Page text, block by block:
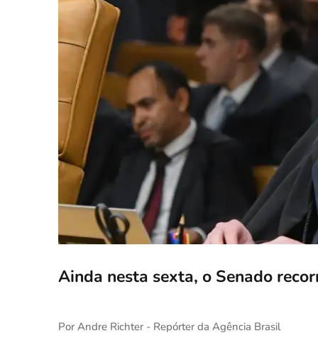
Ainda nesta sexta, o Senado
Por Andre Richter - Repórter da Agência Brasil